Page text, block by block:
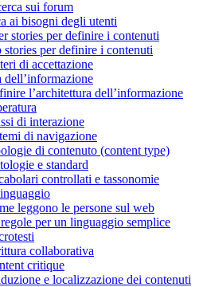
sui forum
ai bisogni degli utenti
stories per definire i contenuti
stories per definire i contenuti
di accettazione
l’architettura dell’informazione
di interazione
di navigazione
di contenuto (content type)
e standard
controllati e tassonomie
leggono le persone sul web
per un linguaggio semplice
collaborativa
critique
e localizzazione dei contenuti